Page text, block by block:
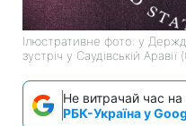
Ілюстративне фото: у
зустріч у Саудівській
Не витрачай час
РБК-Україна у